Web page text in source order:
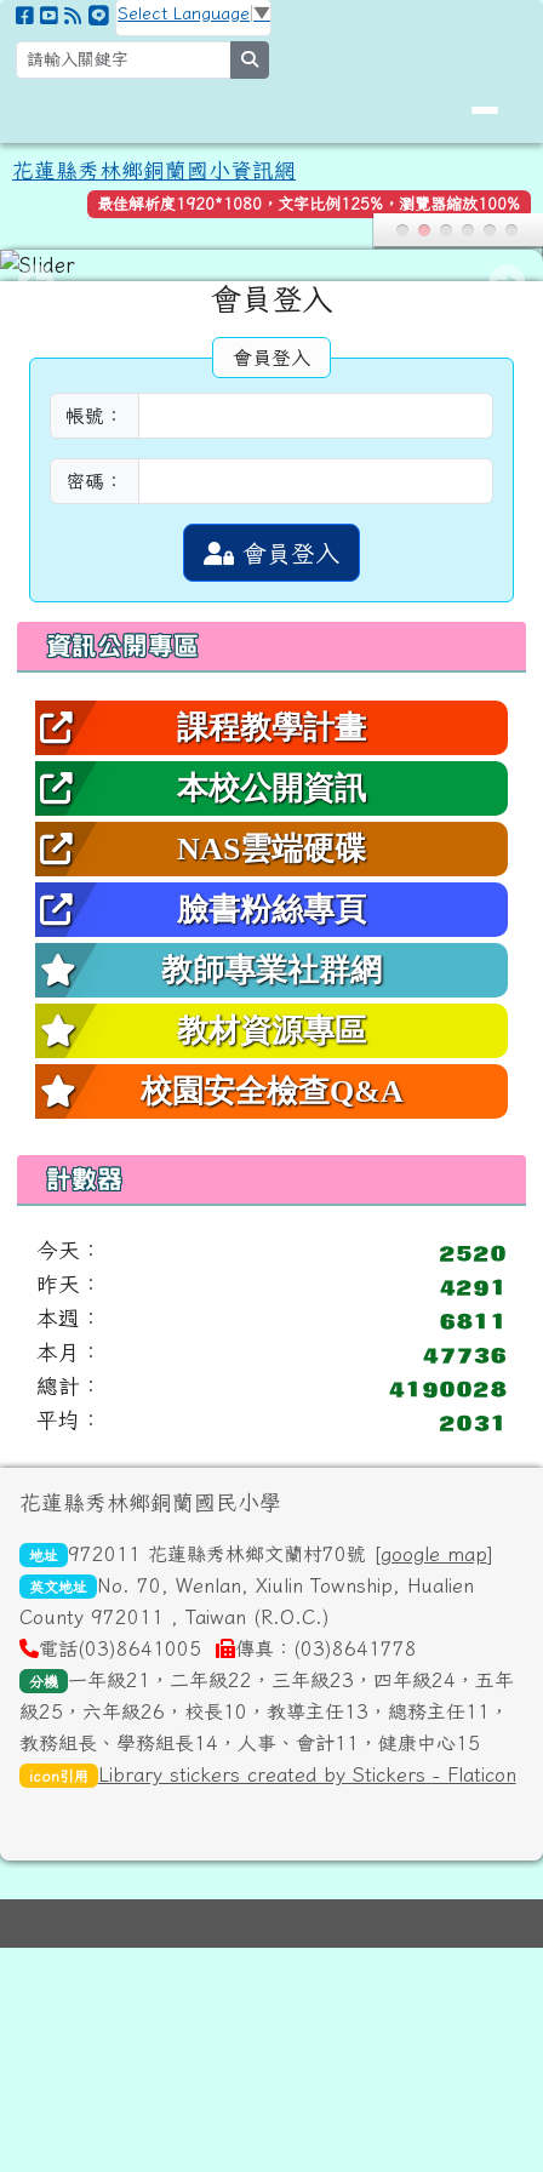
跳至主內容區
花蓮縣秀林鄉銅蘭國小資訊網
Select Language ▼
花蓮縣秀林鄉銅蘭國小資訊網
最佳解析度1920*1080，文字比例125%，瀏覽器縮放100%
會員登入
會員登入
帳號：
密碼：
會員登入
左邊區域內容
資訊公開專區
課程教學計畫
本校公開資訊
NAS雲端硬碟
臉書粉絲專頁
教師專業社群網
教材資源專區
校園安全檢查Q&A
計數器
今天：
昨天：
本週：
本月：
總計：
平均：
頁尾區域內容
花蓮縣秀林鄉銅蘭國民小學
地址 972011 花蓮縣秀林鄉文蘭村70號 [google map]
英文地址
No. 70, Wenlan, Xiulin Township, Hualien
County 972011 , Taiwan (R.O.C.)
電話(03)8641005
傳真：(03)8641778
分機
一年級21，二年級22，三年級23，四年級24，五年
級25，六年級26，校長10，教導主任13，總務主任11，
教務組長、學務組長14，人事、會計11，健康中心15
icon引用 Library stickers created by Stickers - Flaticon